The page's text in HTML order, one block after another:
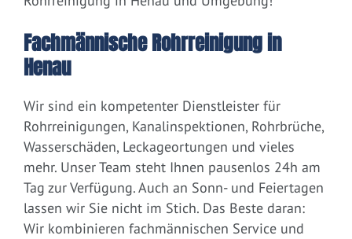
Fachmännische Rohrreinigung in
Henau
Wir sind ein kompetenter Dienstleister für
Rohrreinigungen, Kanalinspektionen, Rohrbrüche,
Wasserschäden, Leckageortungen und vieles
mehr. Unser Team steht Ihnen pausenlos 24h am
Tag zur Verfügung. Auch an Sonn- und Feiertagen
lassen wir Sie nicht im Stich. Das Beste daran:
Wir kombinieren fachmännischen Service und